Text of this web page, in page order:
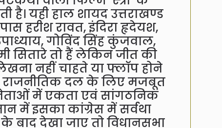
है। यही हाल शायद उत्तराखण्ड
हरीश रावत, इंदिरा हृदेयश,
गोविंद सिंह कुंजवाल,
सितारे तो हैं लेकिन जीत की
नहीं चाहते या फ्लॉप होने
राजनीतिक दल के लिए मजबूत
में एकता एवं सांगठनिक
में इसका कांग्रेस में सर्वथा
बाद देखा जाए तो विधानसभा